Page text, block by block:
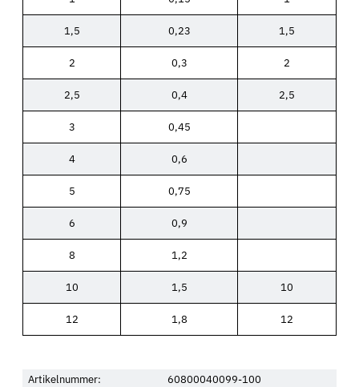
1,5 0,23 1,5
2 0,3 2
2,5 0,4 2,5
3 0,45
4 0,6
5 0,75
6 0,9
8 1,2
10 1,5 10
12 1,8 12
Artikelnummer:
60800040099-100